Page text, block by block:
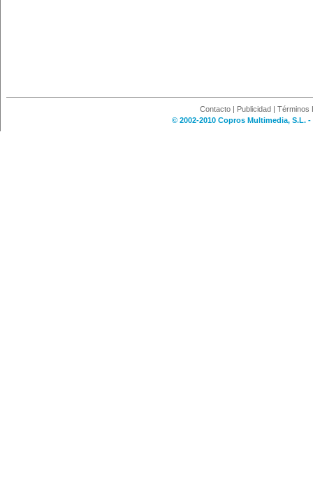
Contacto | Publicidad | Términos
© 2002-2010 Copros Multimedia, S.L.